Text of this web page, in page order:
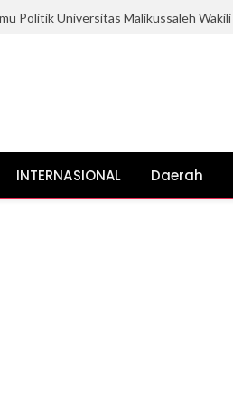
INTERNASIONAL Daerah